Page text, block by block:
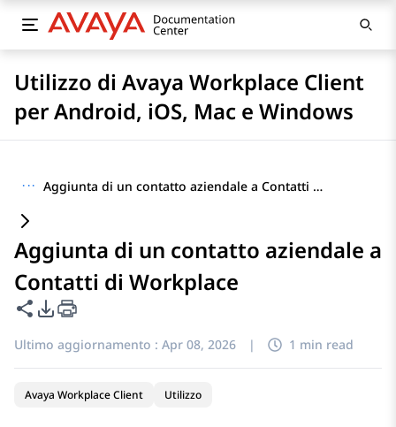
Utilizzo di Avaya Workplace Client
per Android, iOS, Mac e Windows
··· Aggiunta di un contatto aziendale a Contatti di Workplace
Aggiunta di un contatto aziendale a
Contatti di Workplace
Condividi questa pagina
Opzioni di esportazione PDF
Ultimo aggiornamento : Apr 08, 2026 | 1 min read
Avaya Workplace Client Utilizzo